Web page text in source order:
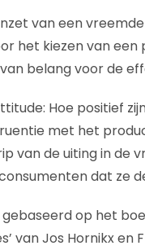
van een
het kiezen van een
belang voor de
Hoe positief
met het
van de uiting in de
dat ze
op het
van Jos Hornikx en